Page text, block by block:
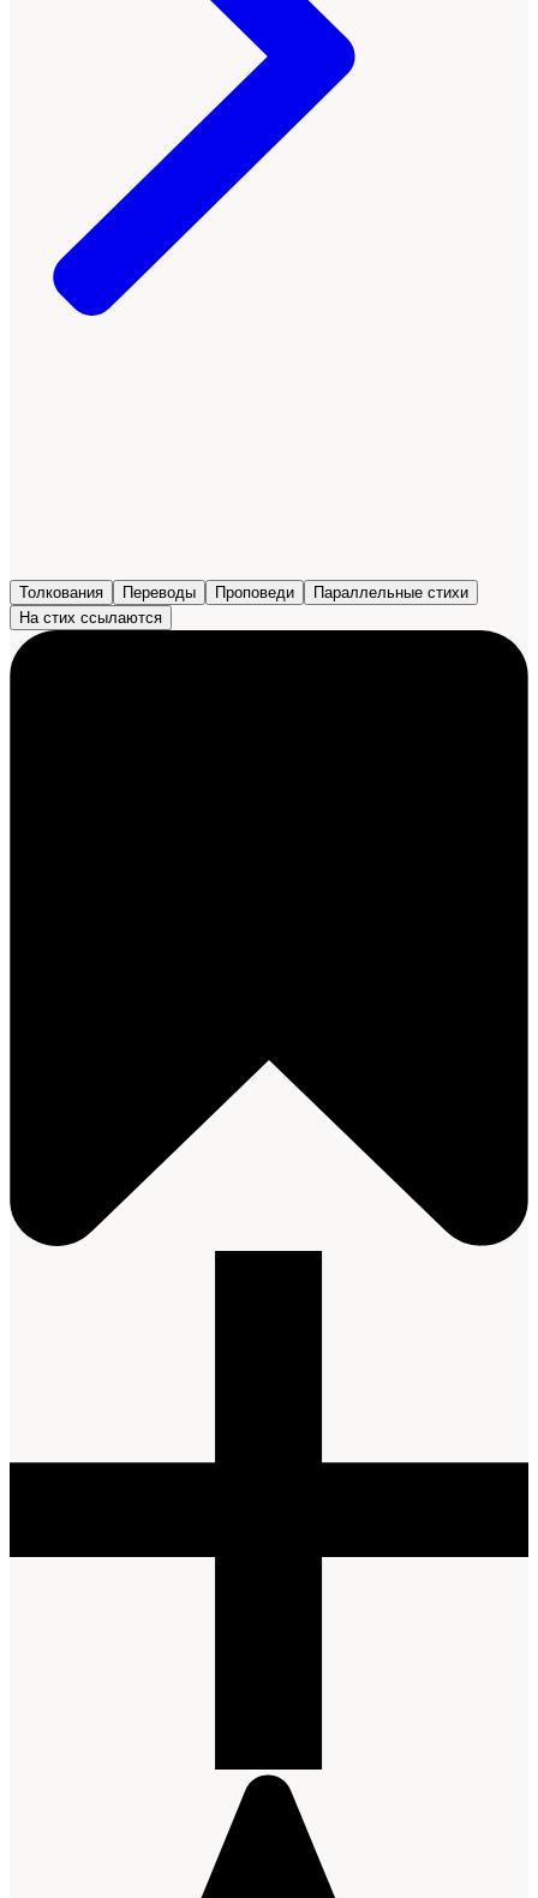
Толкования Переводы Проповеди
Параллельные стихи
На стих ссылаются